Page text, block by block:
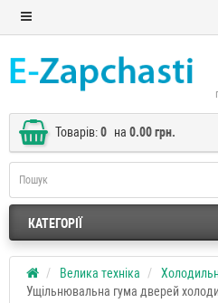
Товарів:0 на 0.00 грн.
КАТЕГОРІЇ
Велика техніка
Ущільнювальна гума дверей